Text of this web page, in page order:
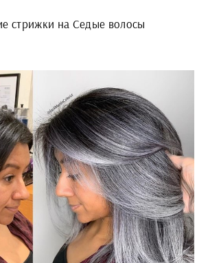
стрижки на Седые волосы